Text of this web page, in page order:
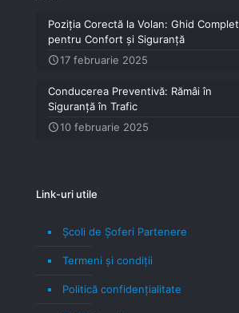
Poziția Corectă la Volan: Ghid Complet
pentru Confort și Siguranță
17 februarie 2025
Conducerea Preventivă: Rămâi în
Siguranță în Trafic
10 februarie 2025
Link-uri utile
Școli de Șoferi Partenere
Termeni şi condiţii
Politică confidenţialitate